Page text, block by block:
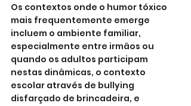
Os contextos onde o humor tóxico
mais frequentemente emerge
incluem o ambiente familiar,
especialmente entre irmãos ou
quando os adultos participam
nestas dinâmicas, o contexto
escolar através de bullying
disfarçado de brincadeira, e